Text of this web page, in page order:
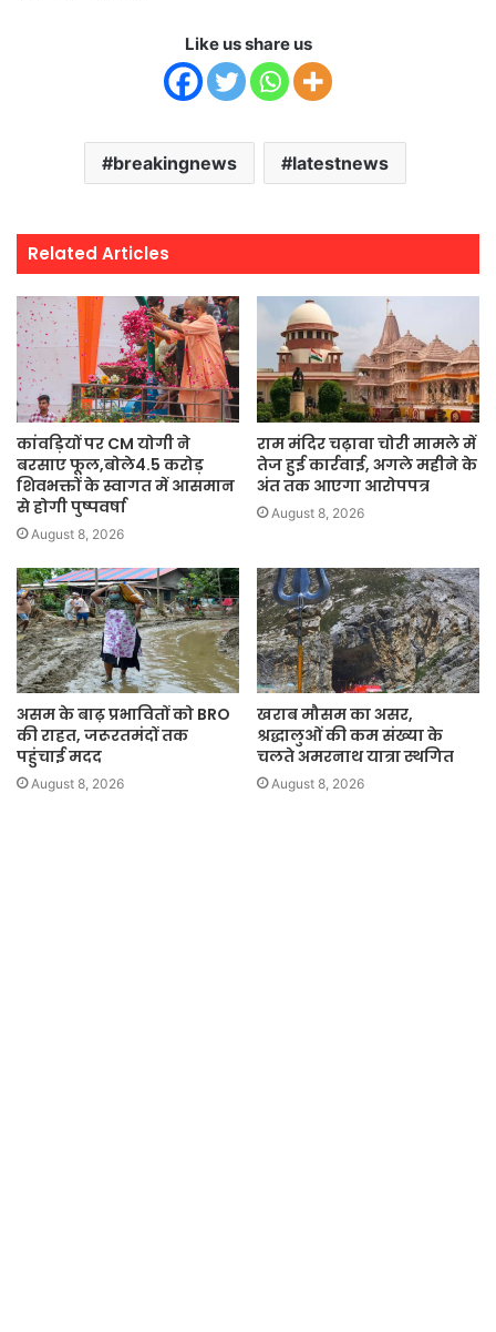
Like us share us
breakingnews latestnews
Related Articles
कांवड़ियों पर CM योगी ने
बरसाए फूल,बोले4.5 करोड़
शिवभक्तों के स्वागत में आसमान
से होगी पुष्पवर्षा
August 8, 2026
राम मंदिर चढ़ावा चोरी मामले में
तेज हुई कार्रवाई, अगले महीने के
अंत तक आएगा आरोपपत्र
August 8, 2026
असम के बाढ़ प्रभावितों को BRO
की राहत, जरूरतमंदों तक
पहुंचाई मदद
August 8, 2026
खराब मौसम का असर,
श्रद्धालुओं की कम संख्या के
चलते अमरनाथ यात्रा स्थगित
August 8, 2026